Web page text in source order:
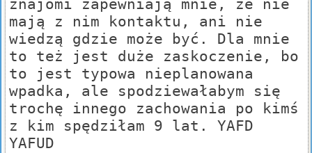
znajomi zapewniają mnie, że nie
mają z nim kontaktu, ani nie
wiedzą gdzie może być. Dla mnie
to też jest duże zaskoczenie, bo
to jest typowa nieplanowana
wpadka, ale spodziewałabym się
trochę innego zachowania po kimś
z kim spędziłam 9 lat. YAFD
YAFUD